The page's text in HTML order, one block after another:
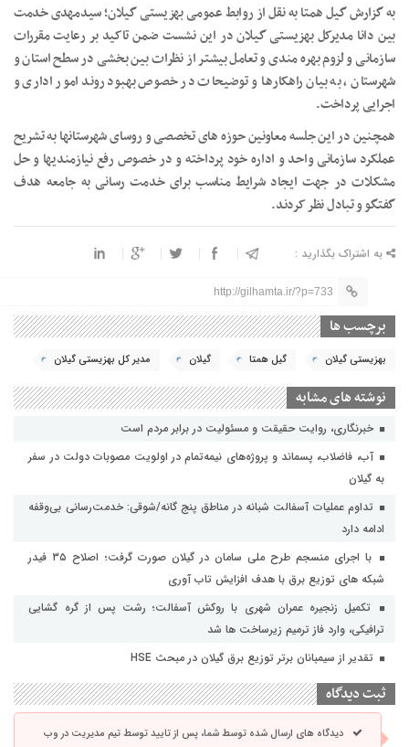
به گزارش گیل همتا به نقل از روابط عمومی بهزیستی گیلان؛ سیدمهدی خدمت
بین دانا مدیرکل بهزیستی گیلان در این نشست ضمن تاکید بر رعایت مقررات
سازمانی و لزوم بهره مندی و تعامل بیشتر از نظرات بین بخشی در سطح استان و
شهرستان ، به بیان راهکارها و توضیحات در خصوص بهبود روند امور اداری و
اجرایی پرداخت.
همچنین در این جلسه معاونین حوزه های تخصصی و روسای شهرستانها به تشریح
عملکرد سازمانی واحد و اداره خود پرداخته و در خصوص رفع نیازمندیها و حل
مشکلات در جهت ایجاد شرایط مناسب برای خدمت رسانی به جامعه هدف
گفتگو و تبادل نظر کردند.
به اشتراک بگذارید :
http://gilhamta.ir/?p=733
برچسب ها
بهزیستی گیلان گیل همتا گیلان مدیر کل بهزیستی گیلان
نوشته های مشابه
خبرنگاری، روایت حقیقت و مسئولیت‌ در برابر مردم است
آب، فاضلاب، پسماند و پروژه‌های نیمه‌تمام در اولویت مصوبات دولت در سفر
به گیلان
تداوم عملیات آسفالت‌ شبانه در مناطق پنج گانه/شوقی: خدمت‌رسانی بی‌وقفه
ادامه دارد
با اجرای منسجم طرح ملی سامان در گیلان صورت گرفت؛ اصلاح ۳۵ فیدر
شبکه های توزیع برق با هدف افزایش تاب آوری
تکمیل زنجیره عمران شهری با روکش آسفالت؛ رشت پس از گره گشایی
ترافیکی، وارد فاز ترمیم زیرساخت ها شد
تقدیر از سیمبانان برتر توزیع برق گیلان در مبحث HSE
ثبت دیدگاه
دیدگاه های ارسال شده توسط شما، پس از تایید توسط تیم مدیریت در وب